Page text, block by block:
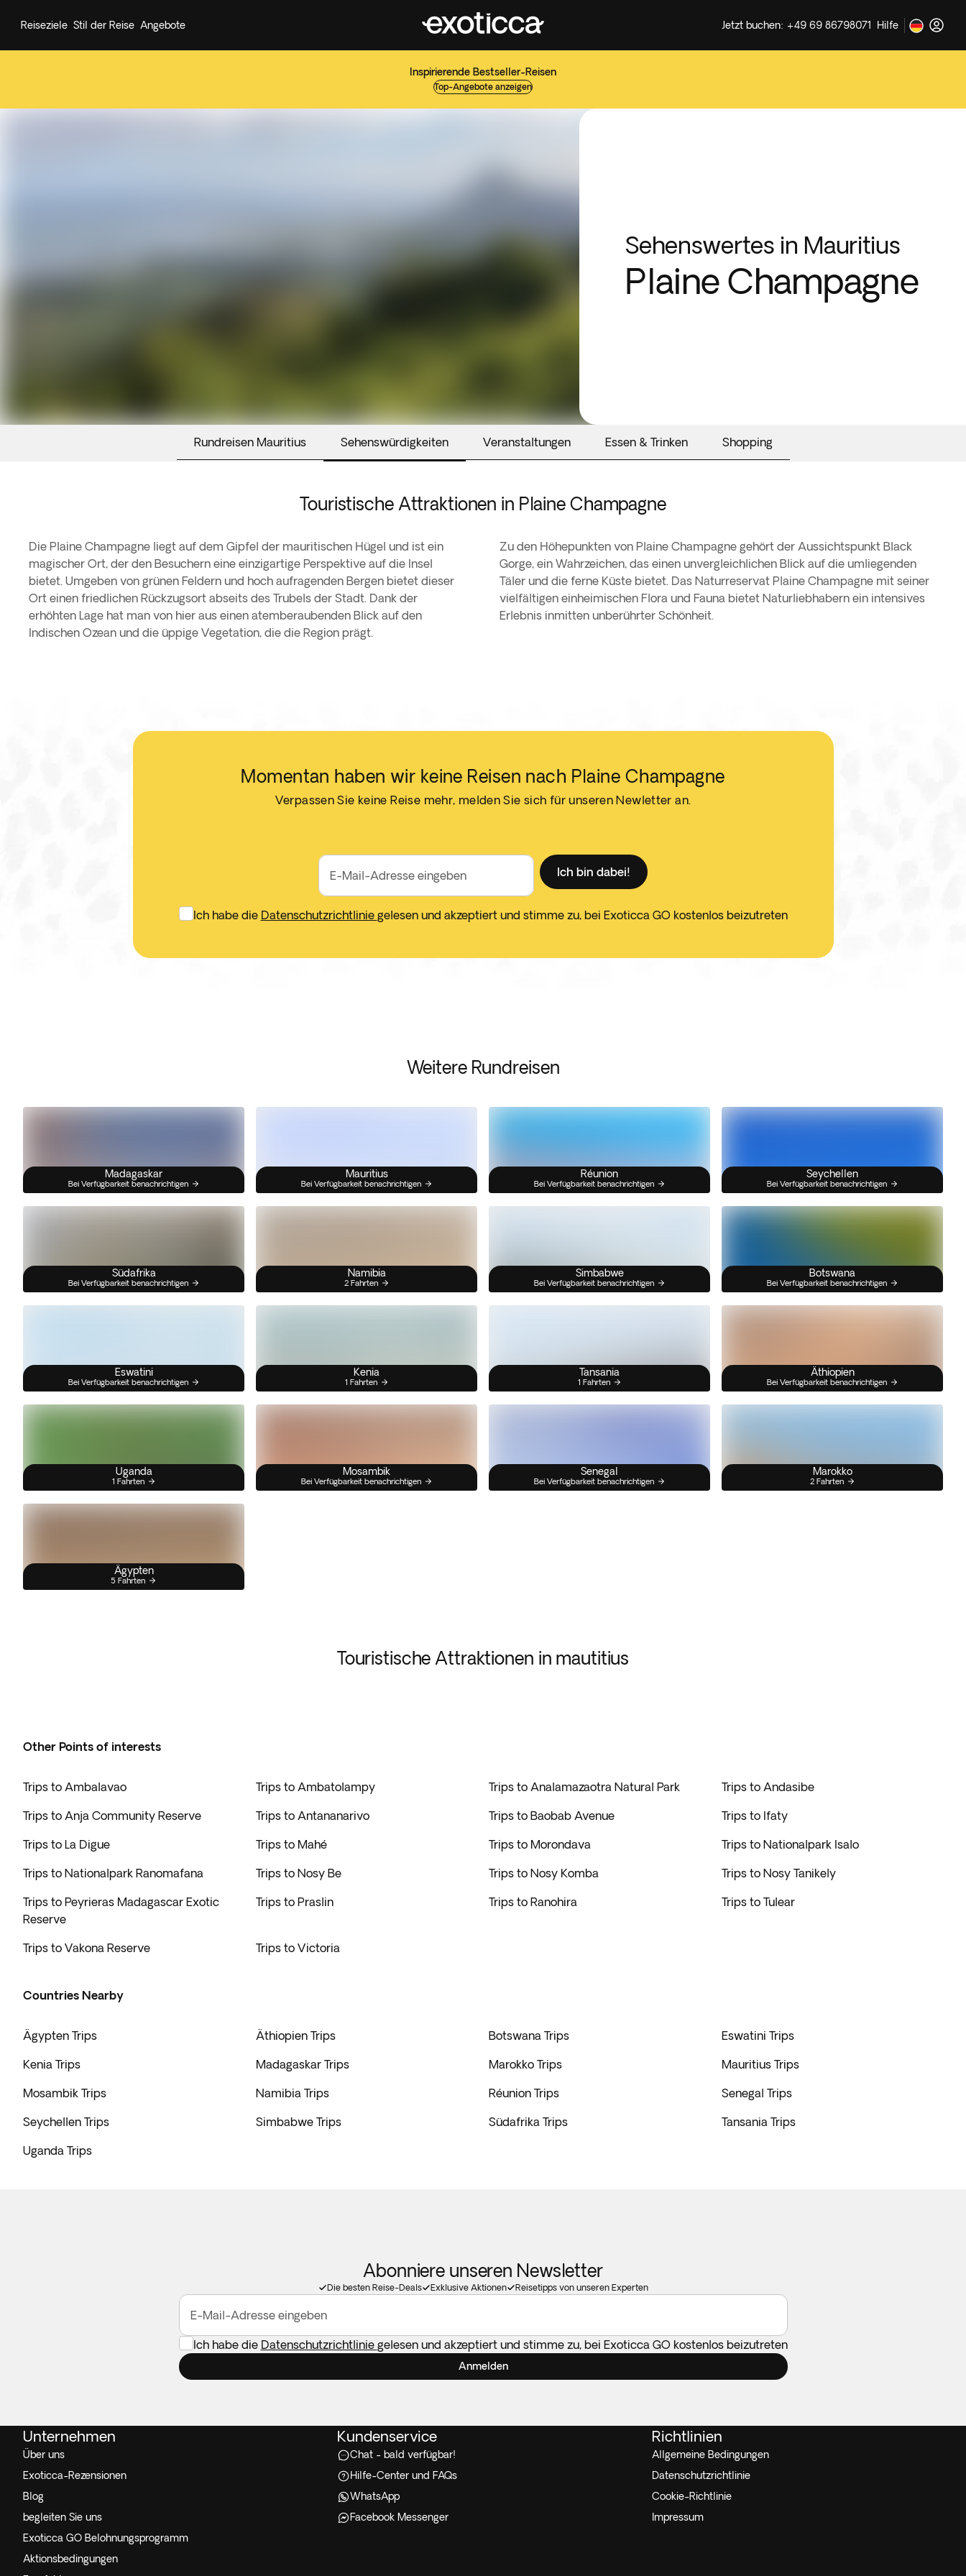
Inspirierende Bestseller-Reisen
Top-Angebote anzeigen
Reiseziele Stil der Reise Angebote Jetzt buchen: +49 69 86798071 Hilfe
Sehenswertes in Mauritius
Plaine Champagne
Rundreisen Mauritius Sehenswürdigkeiten Veranstaltungen Essen & Trinken Shopping
Touristische Attraktionen in Plaine Champagne
Die Plaine Champagne liegt auf dem Gipfel der mauritischen Hügel und ist ein
magischer Ort, der den Besuchern eine einzigartige Perspektive auf die Insel
bietet. Umgeben von grünen Feldern und hoch aufragenden Bergen bietet dieser
Ort einen friedlichen Rückzugsort abseits des Trubels der Stadt. Dank der
erhöhten Lage hat man von hier aus einen atemberaubenden Blick auf den
Indischen Ozean und die üppige Vegetation, die die Region prägt.
Zu den Höhepunkten von Plaine Champagne gehört der Aussichtspunkt Black
Gorge, ein Wahrzeichen, das einen unvergleichlichen Blick auf die umliegenden
Täler und die ferne Küste bietet. Das Naturreservat Plaine Champagne mit seiner
vielfältigen einheimischen Flora und Fauna bietet Naturliebhabern ein intensives
Erlebnis inmitten unberührter Schönheit.
Momentan haben wir keine Reisen nach Plaine Champagne
Verpassen Sie keine Reise mehr, melden Sie sich für unseren Newletter an.
E-Mail-Adresse eingeben Ich bin dabei!
Ich habe die Datenschutzrichtlinie gelesen und akzeptiert und stimme zu, bei Exoticca GO kostenlos beizutreten
Weitere Rundreisen
Madagaskar
Bei Verfügbarkeit benachrichtigen
Mauritius
Bei Verfügbarkeit benachrichtigen
Réunion
Bei Verfügbarkeit benachrichtigen
Seychellen
Bei Verfügbarkeit benachrichtigen
Südafrika
Bei Verfügbarkeit benachrichtigen
Namibia
2 Fahrten
Simbabwe
Bei Verfügbarkeit benachrichtigen
Botswana
Bei Verfügbarkeit benachrichtigen
Eswatini
Bei Verfügbarkeit benachrichtigen
Kenia
1 Fahrten
Tansania
1 Fahrten
Äthiopien
Bei Verfügbarkeit benachrichtigen
Uganda
1 Fahrten
Mosambik
Bei Verfügbarkeit benachrichtigen
Senegal
Bei Verfügbarkeit benachrichtigen
Marokko
2 Fahrten
Ägypten
5 Fahrten
Touristische Attraktionen in mautitius
Other Points of interests
Trips to Ambalavao Trips to Ambatolampy Trips to Analamazaotra Natural Park Trips to Andasibe
Trips to Anja Community Reserve Trips to Antananarivo Trips to Baobab Avenue Trips to Ifaty
Trips to La Digue Trips to Mahé Trips to Morondava Trips to Nationalpark Isalo
Trips to Nationalpark Ranomafana Trips to Nosy Be Trips to Nosy Komba Trips to Nosy Tanikely
Trips to Peyrieras Madagascar Exotic
Reserve
Trips to Praslin Trips to Ranohira Trips to Tulear
Trips to Vakona Reserve Trips to Victoria
Countries Nearby
Ägypten Trips Äthiopien Trips Botswana Trips Eswatini Trips
Kenia Trips Madagaskar Trips Marokko Trips Mauritius Trips
Mosambik Trips Namibia Trips Réunion Trips Senegal Trips
Seychellen Trips Simbabwe Trips Südafrika Trips Tansania Trips
Uganda Trips
Abonniere unseren Newsletter
Die besten Reise-Deals Exklusive Aktionen Reisetipps von unseren Experten
E-Mail-Adresse eingeben
Ich habe die Datenschutzrichtlinie gelesen und akzeptiert und stimme zu, bei Exoticca GO kostenlos beizutreten
Anmelden
Unternehmen
Über uns
Exoticca-Rezensionen
Blog
begleiten Sie uns
Exoticca GO Belohnungsprogramm
Aktionsbedingungen
Kundenservice
Chat - bald verfügbar!
Hilfe-Center und FAQs
WhatsApp
Facebook Messenger
Richtlinien
Allgemeine Bedingungen
Datenschutzrichtlinie
Cookie-Richtlinie
Impressum